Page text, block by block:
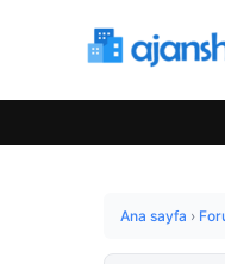
Ana sayfa ›